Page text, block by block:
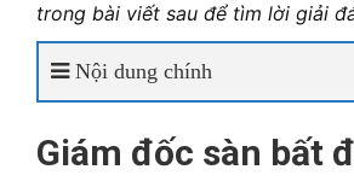
trong bài viết sau để tìm lời giải
Nội dung chính
Giám đốc sàn bất